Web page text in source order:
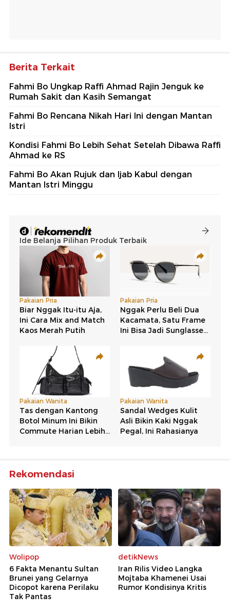
Berita Terkait
Fahmi Bo Ungkap Raffi Ahmad Rajin Jenguk ke
Rumah Sakit dan Kasih Semangat
Fahmi Bo Rencana Nikah Hari Ini dengan Mantan
Istri
Kondisi Fahmi Bo Lebih Sehat Setelah Dibawa Raffi
Ahmad ke RS
Fahmi Bo Akan Rujuk dan Ijab Kabul dengan
Mantan Istri Minggu
Rekomendasi
Wolipop
6 Fakta Menantu Sultan
Brunei yang Gelarnya
Dicopot karena Perilaku
Tak Pantas
detikNews
Iran Rilis Video Langka
Mojtaba Khamenei Usai
Rumor Kondisinya Kritis